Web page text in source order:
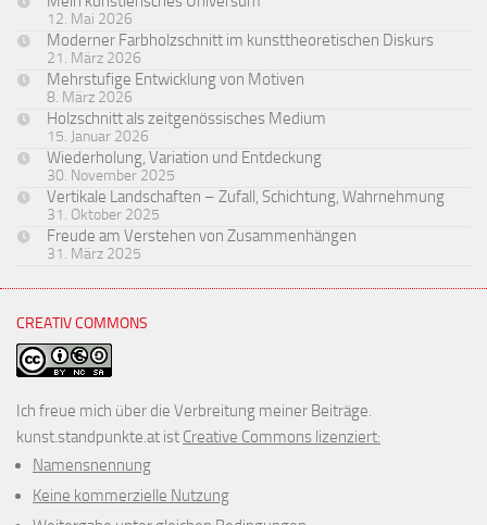
12. Mai 2026
Moderner Farbholzschnitt im kunsttheoretischen Diskurs
21. März 2026
Mehrstufige Entwicklung von Motiven
8. März 2026
Holzschnitt als zeitgenössisches Medium
15. Januar 2026
Wiederholung, Variation und Entdeckung
30. November 2025
Vertikale Landschaften – Zufall, Schichtung, Wahrnehmung
31. Oktober 2025
Freude am Verstehen von Zusammenhängen
31. März 2025
CREATIV COMMONS
Ich freue mich über die Verbreitung meiner Beiträge.
kunst.standpunkte.at ist Creative Commons lizenziert:
Namensnennung
Keine kommerzielle Nutzung